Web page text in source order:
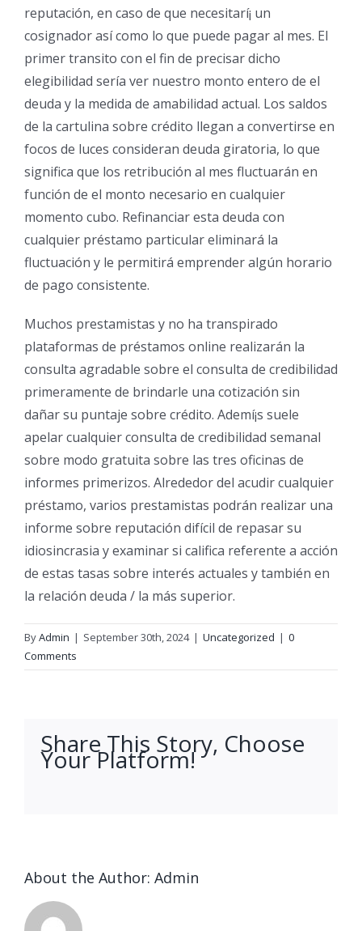
reputación, en caso de que necesitarí¡ un
cosignador así­ como lo que puede pagar al mes. El
primer transito con el fin de precisar dicho
elegibilidad serí­a ver nuestro monto entero de el
deuda y la medida de amabilidad actual. Los saldos
de la cartulina sobre crédito llegan a convertirse en
focos de luces consideran deuda giratoria, lo que
significa que los retribución al mes fluctuarán en
función de el monto necesario en cualquier
momento cubo. Refinanciar esta deuda con
cualquier préstamo particular eliminará la
fluctuación y le permitirá emprender algún horario
de pago consistente.
Muchos prestamistas y no ha transpirado
plataformas de préstamos online realizarán la
consulta agradable sobre el consulta de credibilidad
primeramente de brindarle una cotización sin
dañar su puntaje sobre crédito. Ademí¡s suele
apelar cualquier consulta de credibilidad semanal
sobre modo gratuita sobre las tres oficinas de
informes primerizos. Alrededor del acudir cualquier
préstamo, varios prestamistas podrán realizar una
informe sobre reputación difícil de repasar su
idiosincrasia y examinar si califica referente a acción
de estas tasas sobre interés actuales y también en
la relación deuda / la más superior.
ByAdmin | September 30th, 2024 | Uncategorized | 0
Comments
Share This Story, Choose
Your Platform!
About the Author: Admin